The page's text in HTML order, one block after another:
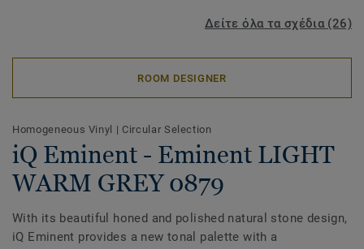
Δείτε όλα τα σχέδια (26)
ROOM DESIGNER
Homogeneous Vinyl | Circular Selection
iQ Eminent - Eminent LIGHT
WARM GREY 0879
With its beautiful honed and polished natural stone design,
iQ Eminent provides a new tonal palette with a